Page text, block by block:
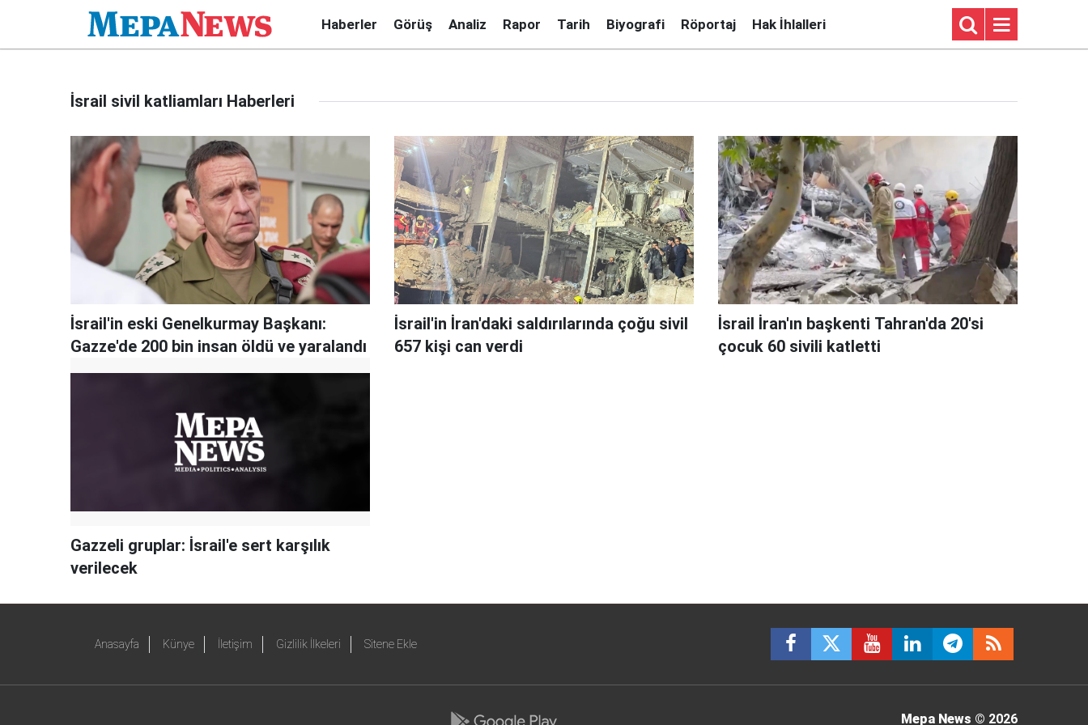
Haberler Görüş Analiz Rapor Tarih Biyografi Röportaj Hak İhlalleri
İsrail sivil katliamları Haberleri
İsrail'in eski Genelkurmay Başkanı:
Gazze'de 200 bin insan öldü ve yaralandı
İsrail'in İran'daki saldırılarında çoğu sivil
657 kişi can verdi
İsrail İran'ın başkenti Tahran'da 20'si
çocuk 60 sivili katletti
Gazzeli gruplar: İsrail'e sert karşılık
verilecek
Anasayfa Künye İletişim Gizlilik İlkeleri Sitene Ekle
Mepa News © 2026